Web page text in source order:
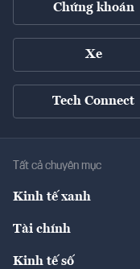
Chứng khoán
Xe
Tech Connect
Tất cả chuyên mục
Kinh tế xanh
Tài chính
Ngân hàng
Kinh tế số